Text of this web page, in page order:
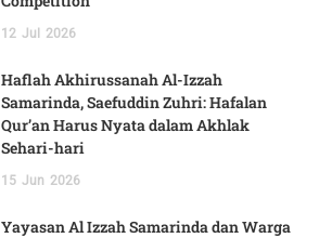
12 Jul 2026
Haflah Akhirussanah Al-Izzah
Samarinda, Saefuddin Zuhri: Hafalan
Qur’an Harus Nyata dalam Akhlak
Sehari-hari
15 Jun 2026
Yayasan Al Izzah Samarinda dan Warga